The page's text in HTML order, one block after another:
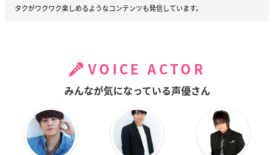
タクがワクワク楽しめるようなコンテンツも発信しています。
VOICE ACTOR
みんなが気になっている声優さん